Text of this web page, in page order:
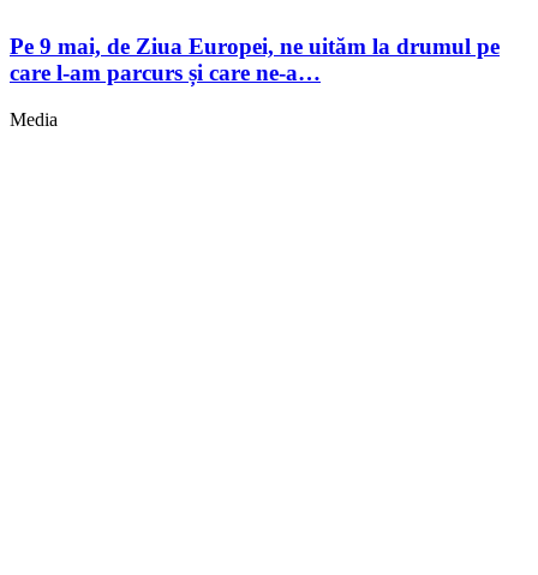
Pe 9 mai, de Ziua Europei, ne uităm la drumul pe
care l-am parcurs și care ne-a…
Media